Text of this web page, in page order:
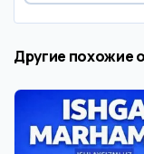
Другие похожие